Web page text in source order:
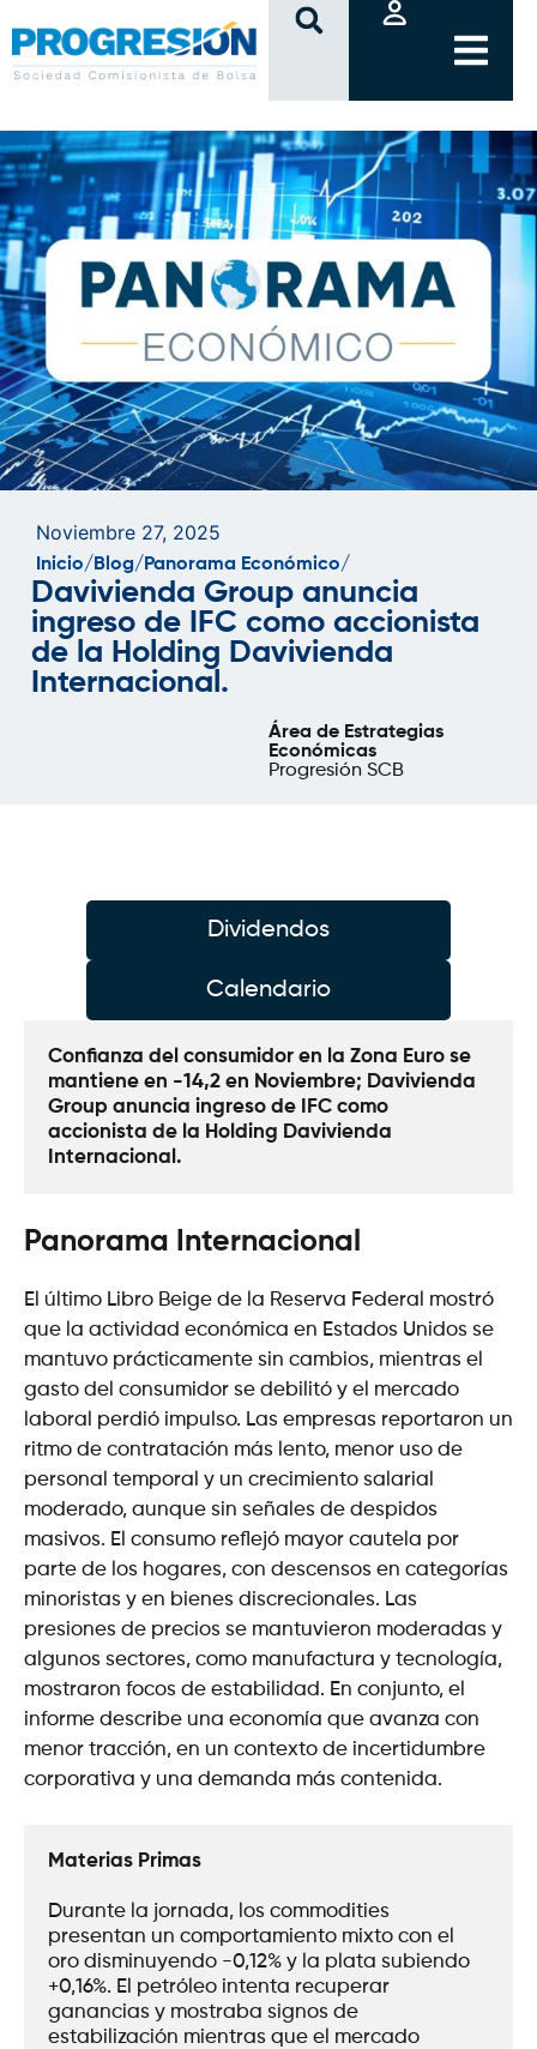
clic
Noviembre 27, 2025
Inicio/ Blog/ Panorama Económico/
Davivienda Group anuncia
ingreso de IFC como accionista
de la Holding Davivienda
Internacional.
Área de Estrategias
Económicas
Progresión SCB
Dividendos
Calendario
Confianza del consumidor en la Zona Euro se
mantiene en -14,2 en Noviembre; Davivienda
Group anuncia ingreso de IFC como
accionista de la Holding Davivienda
Internacional.
Panorama Internacional
El último Libro Beige de la Reserva Federal mostró
que la actividad económica en Estados Unidos se
mantuvo prácticamente sin cambios, mientras el
gasto del consumidor se debilitó y el mercado
laboral perdió impulso. Las empresas reportaron un
ritmo de contratación más lento, menor uso de
personal temporal y un crecimiento salarial
moderado, aunque sin señales de despidos
masivos. El consumo reflejó mayor cautela por
parte de los hogares, con descensos en categorías
minoristas y en bienes discrecionales. Las
presiones de precios se mantuvieron moderadas y
algunos sectores, como manufactura y tecnología,
mostraron focos de estabilidad. En conjunto, el
informe describe una economía que avanza con
menor tracción, en un contexto de incertidumbre
corporativa y una demanda más contenida.
Materias Primas
Durante la jornada, los commodities
presentan un comportamiento mixto con el
oro disminuyendo -0,12% y la plata subiendo
+0,16%. El petróleo intenta recuperar
ganancias y mostraba signos de
estabilización mientras que el mercado